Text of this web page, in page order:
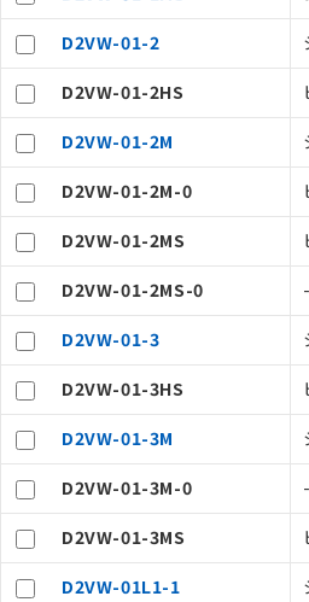
D2VW-01-2
D2VW-01-2HS
D2VW-01-2M
D2VW-01-2M-0
D2VW-01-2MS
D2VW-01-2MS-0 -
D2VW-01-3
D2VW-01-3HS
D2VW-01-3M
D2VW-01-3M-0 -
D2VW-01-3MS
D2VW-01L1-1